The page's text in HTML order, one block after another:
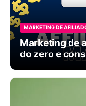
MARKETING DE
Marketing de
do zero e